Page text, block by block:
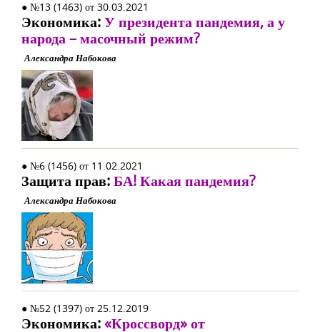
● №13 (1463) от 30.03.2021
Экономика:У президента пандемия, а у
народа – масочный режим?
Александра Набокова
● №6 (1456) от 11.02.2021
Защита прав:БА! Какая пандемия?
Александра Набокова
● №52 (1397) от 25.12.2019
Экономика:«Кроссворд» от